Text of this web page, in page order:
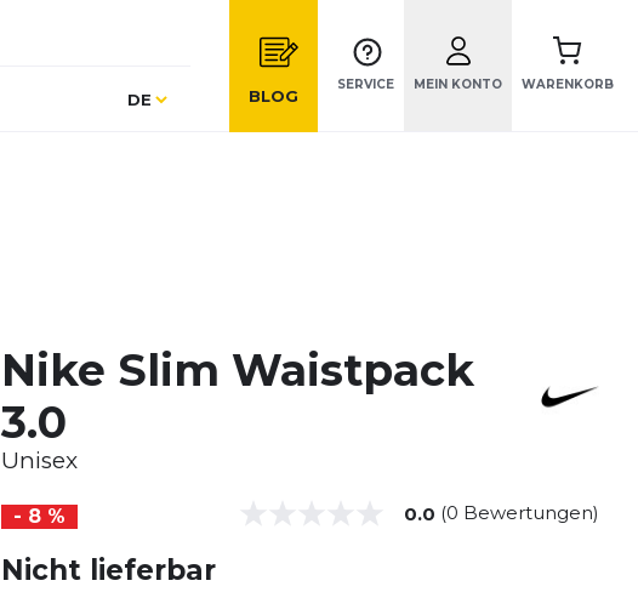
Sprache
DE BLOG
SERVICE MEIN KONTO WARENKORB
Nike Slim Waistpack
3.0
Unisex
- 8 % 0.0 (0 Bewertungen)
Nicht lieferbar